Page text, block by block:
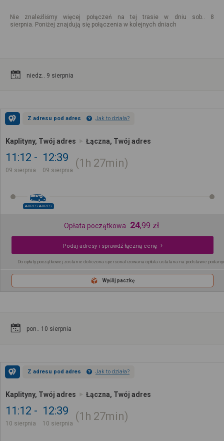
Nie znaleźliśmy więcej połączeń na tej trasie w dniu sob.. 8
sierpnia. Poniżej znajdują się połączenia w kolejnych dniach
niedz.. 9 sierpnia
Z adresu pod adres Jak to działa?
Kaplityny, Twój adres Łączna, Twój adres
11:12
09 sierpnia
12:39
09 sierpnia
1h 27min
ADRES-ADRES
Opłata początkowa 24,99 zł
Podaj adresy i sprawdź łączną cenę
Do opłaty początkowej zostanie doliczona spersonalizowana opłata ustalana na podstawie
Wyślij paczkę
pon.. 10 sierpnia
Z adresu pod adres Jak to działa?
Kaplityny, Twój adres Łączna, Twój adres
11:12
10 sierpnia
12:39
10 sierpnia
1h 27min